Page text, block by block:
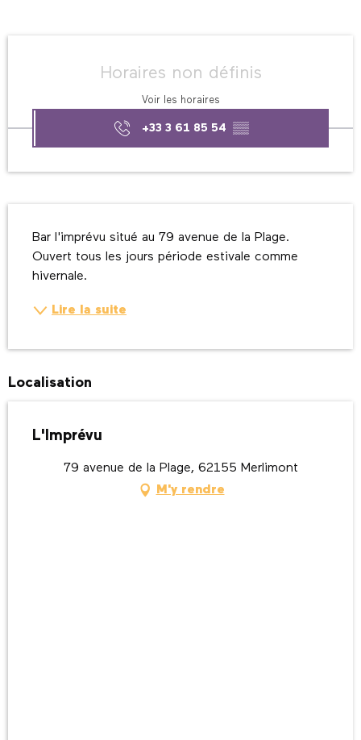
Horaires non définis
Voir les horaires
+33 3 61 85 54 ▒▒
Bar l'imprévu situé au 79 avenue de la Plage.
Ouvert tous les jours période estivale comme
hivernale.
Lire la suite
Localisation
L'Imprévu
79 avenue de la Plage, 62155 Merlimont
M'y rendre